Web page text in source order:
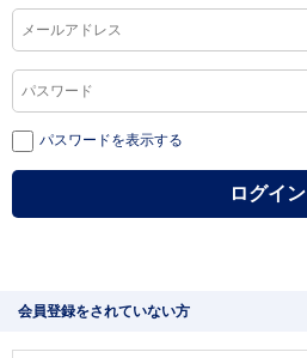
パスワードを表示する
会員登録をされていない方